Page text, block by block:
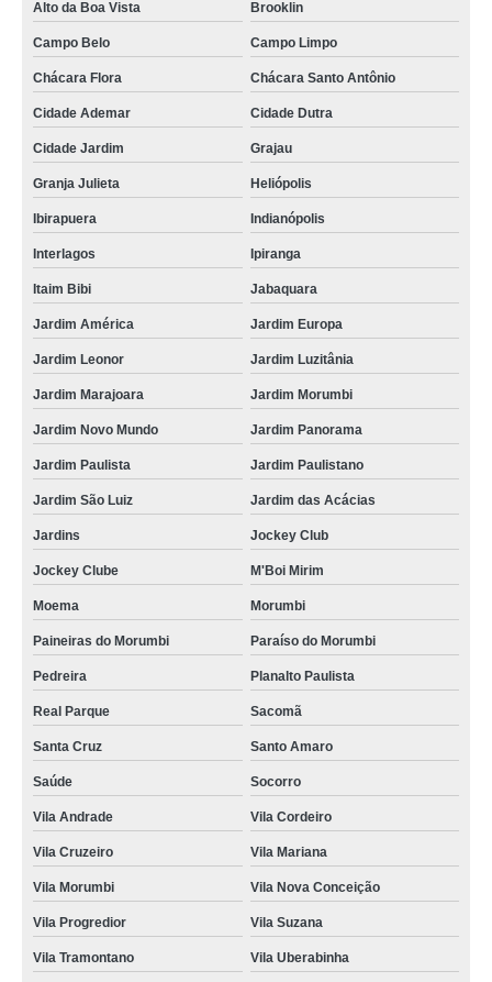
onde fazer reciclagem de baterias Campo Belo
onde faz reciclagem de bateria de aparelhos eletrônico Alphaville
onde fazer reciclagem baterias Paulínia
onde fazer reciclagem de bateria celular Itapecerica da Serra
onde fazer reciclagem bateria automotiva Moema
onde fazer reciclagem de bateria de celular Pirapora do Bom Jesus
onde faz reciclagem de bateria de aparelhos eletrônico Pirapora do Bom
Jesus
reciclagem de bateria eletrônicos Santa Isabel
onde fazer reciclagem bateria automotiva Juquitiba
onde faz reciclagem de bateria de celular Santa Rita do Sapucai
onde faz reciclagem de baterias automotivas Araras
reciclagem de baterias automotivas Jardim Panorama
onde faz reciclagem de bateria e pilha Minas Gerais
onde faz reciclagem de bateria celular Caieiras
reciclagem de bateria celular Jardim Luzitânia
onde faz reciclagem de bateria de celular M'Boi Mirim
onde fazer reciclagem baterias Ibitiruna
onde faz reciclagem de bateria eletrônicos Ibiúna
onde faz reciclagem de baterias Jandira
reciclagem de bateria de aparelhos eletrônico Suzano
reciclagem de bateria eletrônicos orçar Hortolândia
onde faz reciclagem de bateria eletrônicos Guararema
reciclagem de bateria e pilha orçar Vila Andrade
reciclagem de bateria e pilha orçamento Nova Odessa
Alto da Boa Vista Brooklin
Campo Belo Campo Limpo
Chácara Flora Chácara Santo Antônio
Cidade Ademar Cidade Dutra
Cidade Jardim Grajau
Granja Julieta Heliópolis
Ibirapuera Indianópolis
Interlagos Ipiranga
Itaim Bibi Jabaquara
Jardim América Jardim Europa
Jardim Leonor Jardim Luzitânia
Jardim Marajoara Jardim Morumbi
Jardim Novo Mundo Jardim Panorama
Jardim Paulista Jardim Paulistano
Jardim São Luiz Jardim das Acácias
Jardins Jockey Club
Jockey Clube M'Boi Mirim
Moema Morumbi
Paineiras do Morumbi Paraíso do Morumbi
Pedreira Planalto Paulista
Real Parque Sacomã
Santa Cruz Santo Amaro
Saúde Socorro
Vila Andrade Vila Cordeiro
Vila Cruzeiro Vila Mariana
Vila Morumbi Vila Nova Conceição
Vila Progredior Vila Suzana
Vila Tramontano Vila Uberabinha